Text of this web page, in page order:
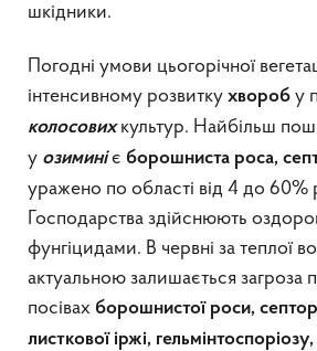
шкідники.
Погодні умови цьогорічної
інтенсивному розвитку хвороб у
колосовихкультур. Найбільш
у озиминіє борошниста роса,
уражено по області від 4 до 60%
Господарства здійснюють
фунгіцидами. В червні за теплої
актуальною залишається загроза
посівах борошнистої роси,
листкової іржі, гельмінтоспоріозу,